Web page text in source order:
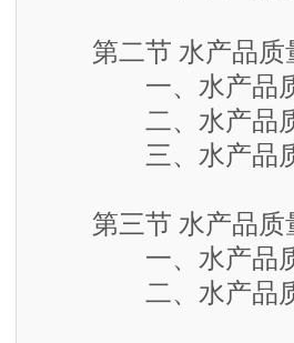
第二节 水产品质
一、水产品质量
二、水产品质量
三、水产品质量
第三节 水产品质
一、水产品质量
二、水产品质量